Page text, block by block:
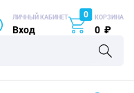
ЛИЧНЫЙ КАБИНЕТ
Вход
0 КОРЗИНА
0 ₽